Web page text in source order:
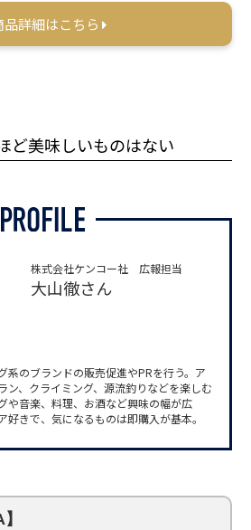
品詳細はこちら
ど美味しいものはない
株式会社ケンコー社 広報担当
大山徹さん
系のブランドの販売促進やPRを行う。ア
ン、クライミング、源流釣りなどを楽しむ
や音楽、料理、お酒など興味の幅が広
好きで、気になるものは即購入が基本。